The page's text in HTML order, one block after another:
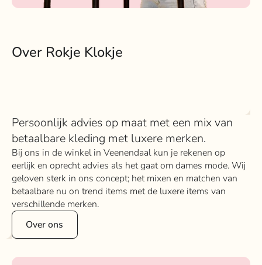
Over Rokje Klokje
Persoonlijk advies op maat met een mix van
betaalbare kleding met luxere merken.
Bij ons in de winkel in Veenendaal kun je rekenen op
eerlijk en oprecht advies als het gaat om dames mode. Wij
geloven sterk in ons concept; het mixen en matchen van
betaalbare nu on trend items met de luxere items van
verschillende merken.
Over ons